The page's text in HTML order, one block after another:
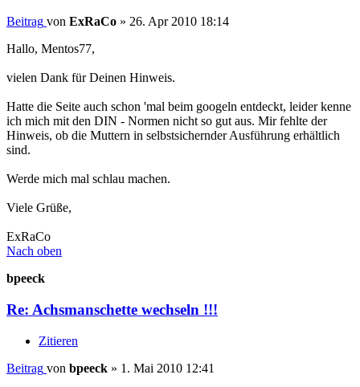
Beitrag von ExRaCo » 26. Apr 2010 18:14
Hallo, Mentos77,
vielen Dank für Deinen Hinweis.
Hatte die Seite auch schon 'mal beim googeln entdeckt, leider kenne
ich mich mit den DIN - Normen nicht so gut aus. Mir fehlte der
Hinweis, ob die Muttern in selbstsichernder Ausführung erhältlich
sind.
Werde mich mal schlau machen.
Viele Grüße,
ExRaCo
Nach oben
bpeeck
Re: Achsmanschette wechseln !!!
Zitieren
Beitrag von bpeeck » 1. Mai 2010 12:41